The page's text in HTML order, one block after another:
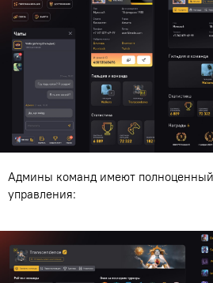
Админы команд имеют
управления: